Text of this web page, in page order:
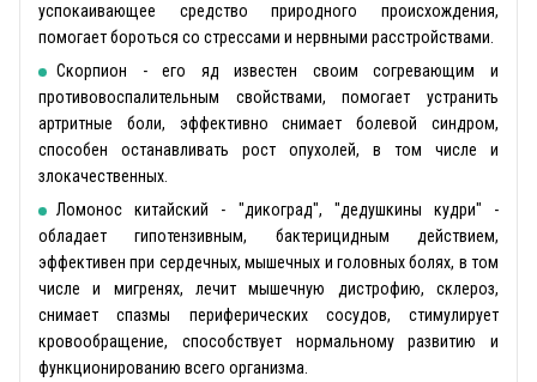
успокаивающее средство природного происхождения,
помогает бороться со стрессами и нервными расстройствами.
Скорпион - его яд известен своим согревающим и
противовоспалительным свойствами, помогает устранить
артритные боли, эффективно снимает болевой синдром,
способен останавливать рост опухолей, в том числе и
злокачественных.
Ломонос китайский - "дикоград", "дедушкины кудри" -
обладает гипотензивным, бактерицидным действием,
эффективен при сердечных, мышечных и головных болях, в том
числе и мигренях, лечит мышечную дистрофию, склероз,
снимает спазмы периферических сосудов, стимулирует
кровообращение, способствует нормальному развитию и
функционированию всего организма.